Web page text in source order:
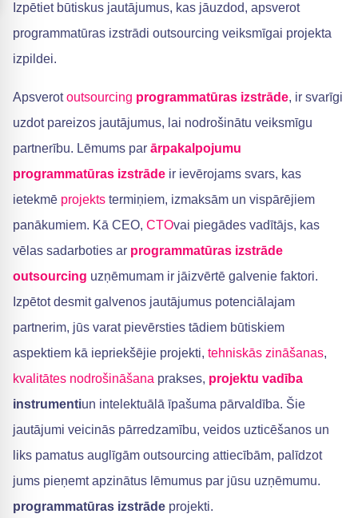
Izpētiet būtiskus jautājumus, kas jāuzdod, apsverot
programmatūras izstrādi outsourcing veiksmīgai projekta
izpildei.
Apsverotoutsourcing programmatūras izstrāde, ir svarīgi
uzdot pareizos jautājumus, lai nodrošinātu veiksmīgu
partnerību. Lēmums par ārpakalpojumu
programmatūras izstrāde ir ievērojams svars, kas
ietekmē projekts termiņiem, izmaksām un vispārējiem
panākumiem. Kā CEO, CTOvai piegādes vadītājs, kas
vēlas sadarboties ar programmatūras izstrāde
outsourcing uzņēmumam ir jāizvērtē galvenie faktori.
Izpētot desmit galvenos jautājumus potenciālajam
partnerim, jūs varat pievērsties tādiem būtiskiem
aspektiem kā iepriekšējie projekti, tehniskās zināšanas,
kvalitātes nodrošināšana prakses, projektu vadība
instrumentiun intelektuālā īpašuma pārvaldība. Šie
jautājumi veicinās pārredzamību, veidos uzticēšanos un
liks pamatus auglīgām outsourcing attiecībām, palīdzot
jums pieņemt apzinātus lēmumus par jūsu uzņēmumu.
programmatūras izstrāde projekti.